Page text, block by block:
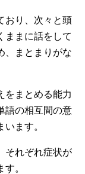
おり、次々と頭
ままに話をして
、まとまりがな
をまとめる能力
語の相互間の意
ます。
それぞれ症状が
。